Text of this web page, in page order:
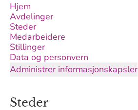
Hjem
Avdelinger
Steder
Medarbeidere
Stillinger
Data og personvern
Administrer informasjonskapsler
Steder